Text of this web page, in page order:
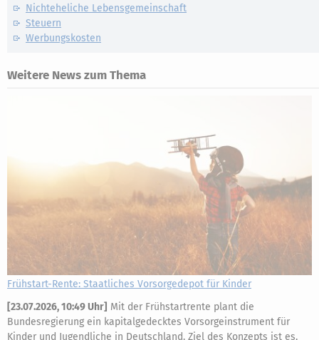
Nichteheliche Lebensgemeinschaft
Steuern
Werbungskosten
Weitere News zum Thema
Frühstart-Rente: Staatliches Vorsorgedepot für Kinder
[23.07.2026, 10:49 Uhr] Mit der Frühstartrente plant die
Bundesregierung ein kapitalgedecktes Vorsorgeinstrument für
Kinder und Jugendliche in Deutschland. Ziel des Konzepts ist es,